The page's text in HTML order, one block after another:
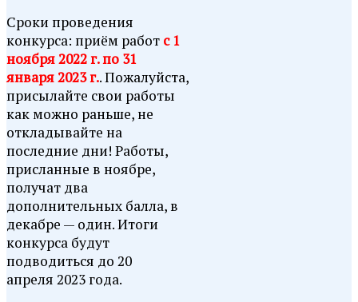
Сроки проведения
конкурса: приём работ с 1
ноября 2022 г. по 31
января 2023 г.. Пожалуйста,
присылайте свои работы
как можно раньше, не
откладывайте на
последние дни! Работы,
присланные в ноябре,
получат два
дополнительных балла, в
декабре — один. Итоги
конкурса будут
подводиться до 20
апреля 2023 года.